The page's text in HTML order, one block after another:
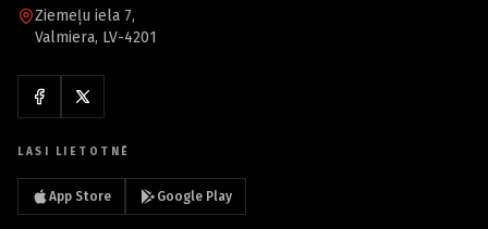
Ziemeļu iela 7,
Valmiera, LV-4201
LASI LIETOTNĒ
App Store Google Play